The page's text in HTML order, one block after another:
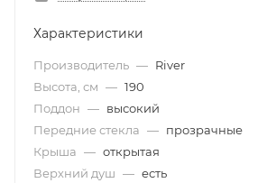
Характеристики
Производитель — River
Высота, см — 190
Поддон — высокий
Передние стекла — прозрачные
Крыша — открытая
Верхний душ — есть